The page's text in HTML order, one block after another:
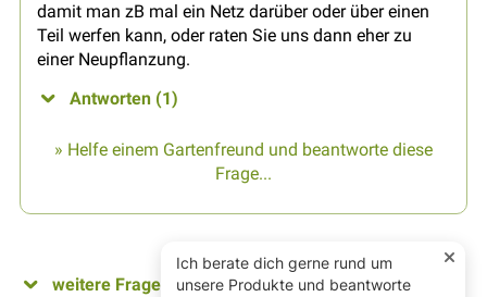
damit man zB mal ein Netz darüber oder über einen
Teil werfen kann, oder raten Sie uns dann eher zu
einer Neupflanzung.
Antworten (1)
» Helfe einem Gartenfreund und beantworte diese
Frage...
weitere Fragen...